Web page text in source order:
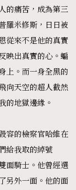
的痛苦，成為第三
羅米修斯，日日被
從來不是他的真實
映出真實的心。蝙
上。而一身全黑的
向天空的超人截然
的地獄邊緣。
容的檢察官哈維在
給我取的綽號
面騎士。他曾經選
另外一面。他的面